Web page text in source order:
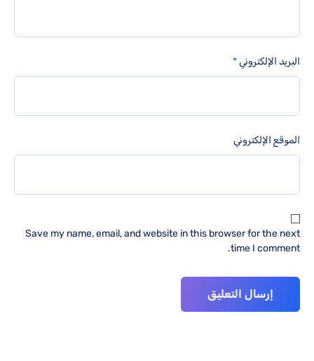
البريد الإلكتروني*
الموقع الإلكتروني
Save my name, email, and website in this browser for the next
time I comment.